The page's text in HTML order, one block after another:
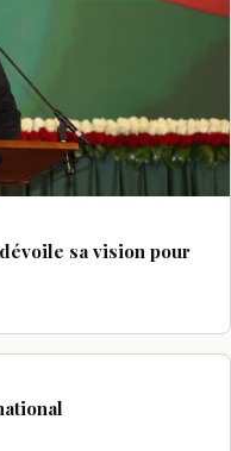
sa vision pour